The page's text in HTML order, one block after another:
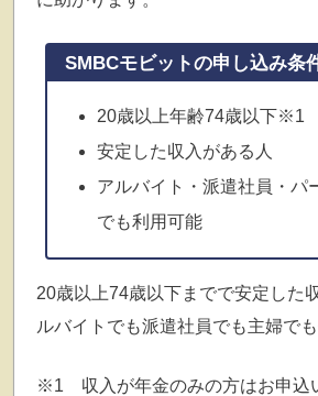
SMBCモビットの申し込み条
20歳以上年齢74歳以下※1
安定した収入がある人
アルバイト・派遣社員・パ
でも利用可能
20歳以上74歳以下までで安定した
ルバイトでも派遣社員でも主婦でも
※1 収入が年金のみの方はお申込